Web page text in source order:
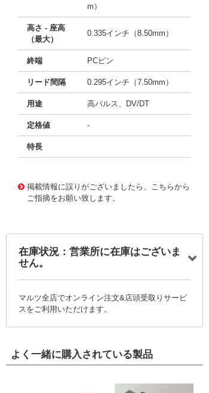
m）
高さ - 座高
（最大）
0.335インチ（8.50mm）
終端 PCピン
リード間隔 0.295インチ（7.50mm）
用途 高パルス、DV/DT
定格値 -
特長
掲載情報に誤りがございましたら、こちらから
ご指摘をお願い致します。
在庫状況：営業所に在庫はございま
せん。
マルツ全店でオンライン注文&店頭受取りサービ
スをご利用いただけます。
よく一緒に購入されている製品